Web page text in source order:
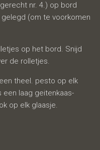
nr. 4.) op bord
(om te voorkomen
op het bord. Snijd
de rolletjes.
theel. pesto op elk
laag geitenkaas-
op elk glaasje.